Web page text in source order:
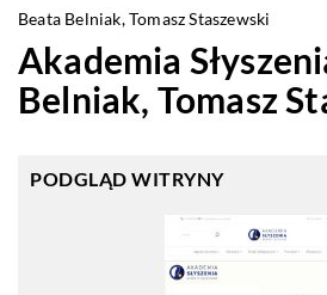
Beata Belniak, Tomasz Staszewski
Akademia
Belniak, Tomasz
PODGLĄD WITRYNY